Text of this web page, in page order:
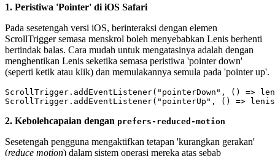
1. Peristiwa 'Pointer' di iOS Safari
Pada sesetengah versi iOS, berinteraksi dengan elemen
ScrollTrigger semasa menskrol boleh menyebabkan Lenis berhenti
bertindak balas. Cara mudah untuk mengatasinya adalah dengan
menghentikan Lenis seketika semasa peristiwa 'pointer down'
(seperti ketik atau klik) dan memulakannya semula pada 'pointer up'.
ScrollTrigger.addEventListener("pointerDown", () =>
2. Kebolehcapaian dengan prefers-reduced-motion
Sesetengah pengguna mengaktifkan tetapan 'kurangkan gerakan'
(reduce motion) dalam sistem operasi mereka atas sebab